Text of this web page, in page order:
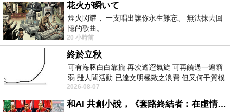
感謝所有來訪的朋友！！！
花火が瞬いて
煙火閃耀， 一支唱出讓你永生難忘、 無法抹去回
憶的歌曲。
20 小時前
終於立秋
可有海豚白白靠攏 再次遙迢氣旋 可再饒過一遍窮
弱 雖人間活動 已達文明極致之浪費 但又何干質樸
者 只能白白陪葬
2026-08-07
和AI 共創小說，《套路終結者：在虛情假意的劇本裡活出人格》